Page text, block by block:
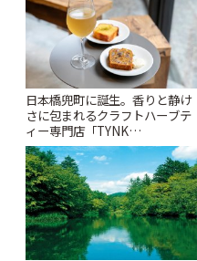
日本橋兜町に誕生。香りと静け
さに包まれるクラフトハーブテ
ィー専門店「TYNK
Kabutocho」 | ことりっぷ